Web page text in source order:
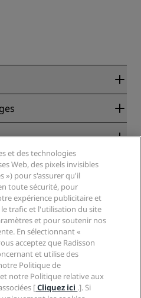
Rewards
et des technologies
Web, des pixels invisibles
») pour s'assurer qu'il
toute sécurité, pour
expérience publicitaire et
trafic et l'utilisation du site
et pour soutenir nos
En sélectionnant «
acceptez que Radisson
et utilise des
Politique de
notre Politique relative aux
[Cliquez ici .]. Si